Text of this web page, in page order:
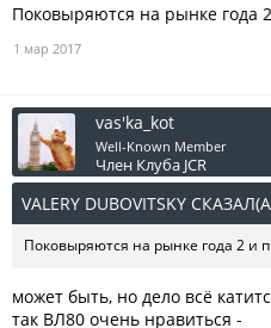
Поковыряются на рынке года
1 мар 2017
vas'ka_kot
Well-Known Member
Член Клуба JCR
VALERY DUBOVITSKY
Поковыряются на рынке года 2 и
может быть, но дело всё
так ВЛ80 очень нравиться -